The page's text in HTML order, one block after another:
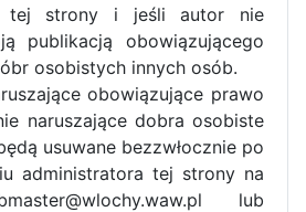
tej strony i jeśli autor nie
publikacją obowiązującego
osobistych innych osób.
obowiązujące prawo
naruszające dobra osobiste
usuwane bezzwłocznie po
administratora tej strony na
lub